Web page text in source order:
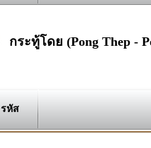
กระทู้โดย (Pong Thep -
รหัส